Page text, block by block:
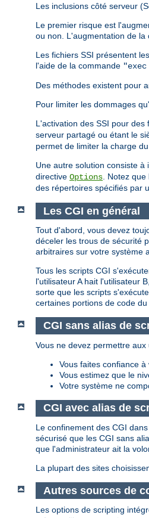
Les inclusions côté serveur
Le premier risque est
ou non. L'augmentation de la
Les fichiers SSI présentent
l'aide de la commande "exec
Des méthodes existent pour
Pour limiter les dommages
L'activation des SSI pour
serveur partagé ou étant le
permet de limiter la charge
Une autre solution consiste
directive Options . Notez
des répertoires spécifiés par
Les CGI en général
Tout d'abord, vous devez
déceler les trous de sécurité
arbitraires sur votre système
Tous les scripts CGI
l'utilisateur A hait l'utilisateur
sorte que les scripts
certaines portions de code
CGI sans alias de
Vous ne devez permettre
Vous faites confiance
Vous estimez que le
Votre système ne
CGI avec alias de
Le confinement des CGI
sécurisé que les CGI sans
que l'administrateur ait la
La plupart des sites
Autres sources de
Les options de scripting